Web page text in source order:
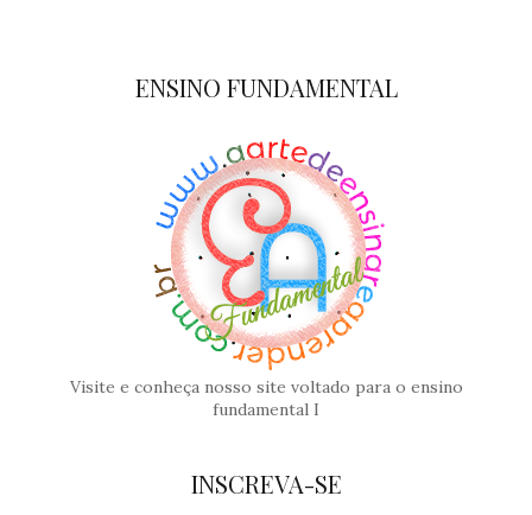
ENSINO FUNDAMENTAL
Visite e conheça nosso site voltado para o ensino
fundamental I
INSCREVA-SE